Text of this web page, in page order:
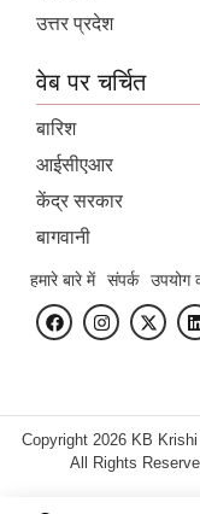
उत्तर प्रदेश
वेब पर चर्चित
बारिश
आईसीएआर
केंद्र सरकार
बागवानी
हमारे बारे में संपर्क उपयोग
Copyright 2026 KB Krishi
All Rights